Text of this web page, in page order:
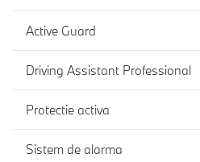
Active Guard
Driving Assistant Professional
Protectie activa
Sistem de alarma